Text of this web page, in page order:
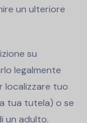
un ulteriore
su
legalmente
localizzare tuo
tua tutela) o se
un adulto.